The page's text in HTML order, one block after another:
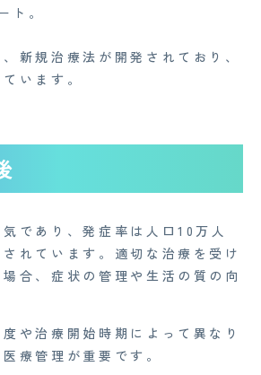
ト。
新規治療法が開発されており、
います。
であり、発症率は人口10万人
れています。適切な治療を受け
合、症状の管理や生活の質の向
や治療開始時期によって異なり
療管理が重要です。